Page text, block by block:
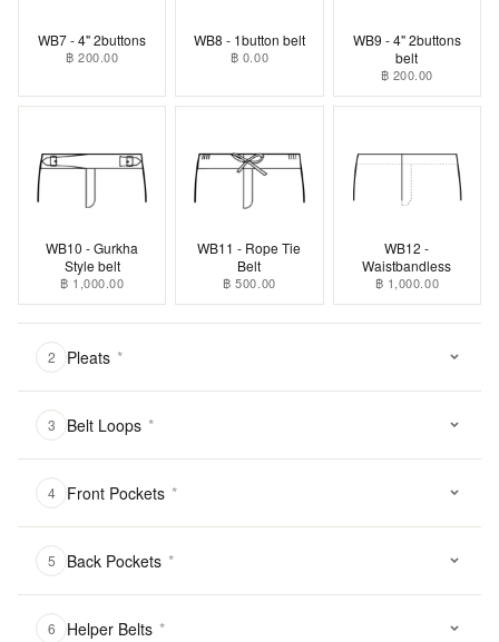
WB7 - 4" 2buttons
฿ 200.00
WB8 - 1button belt
฿ 0.00
WB9 - 4" 2buttons
belt
฿ 200.00
WB10 - Gurkha
Style belt
฿ 1,000.00
WB11 - Rope Tie
Belt
฿ 500.00
WB12 -
Waistbandless
฿ 1,000.00
2 Pleats *
3 Belt Loops *
4 Front Pockets *
5 Back Pockets *
6 Helper Belts *